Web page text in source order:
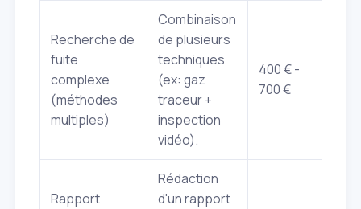
Recherche de
fuite
complexe
(méthodes
multiples)
Combinaison
de plusieurs
techniques
(ex: gaz
traceur +
inspection
vidéo).
400 € -
700 €
Rapport
Rédaction
d'un rapport